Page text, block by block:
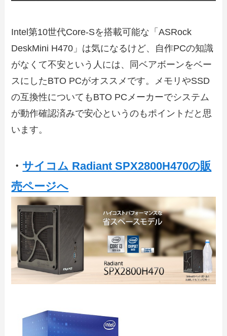
Intel第10世代Core-Sを搭載可能な「ASRock
DeskMini H470」は気になるけど、自作PCの知識
がなくて不安という人には、同ベアボーンをベー
スにしたBTO PCがオススメです。メモリやSSD
の互換性についてもBTO PCメーカーでシステム
が動作確認済みで安心というのもポイントだと思
います。
・ サイコム Radiant SPX2800H470の販
売ページへ